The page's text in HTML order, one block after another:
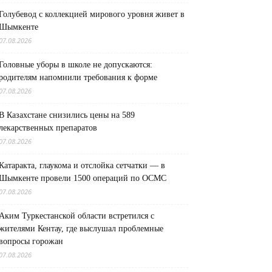
с коллекцией мирового уровня живет в
уборы в школе не допускаются:
напомнили требования к форме
Казахстане снизились цены на 589
препаратов
глаукома и отслойка сетчатки — в
провели 1500 операций по ОСМС
Туркестанской области встретился с
Кентау, где выслушал проблемные
горожан